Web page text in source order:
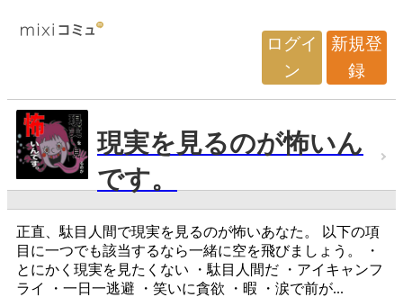
ログイ
ン
新規登
録
現実を見るのが怖いん
です。
正直、駄目人間で現実を見るのが怖いあなた。 以下の項
目に一つでも該当するなら一緒に空を飛びましょう。 ・
とにかく現実を見たくない ・駄目人間だ ・アイキャンフ
ライ ・一日一逃避 ・笑いに貪欲 ・暇 ・涙で前が...